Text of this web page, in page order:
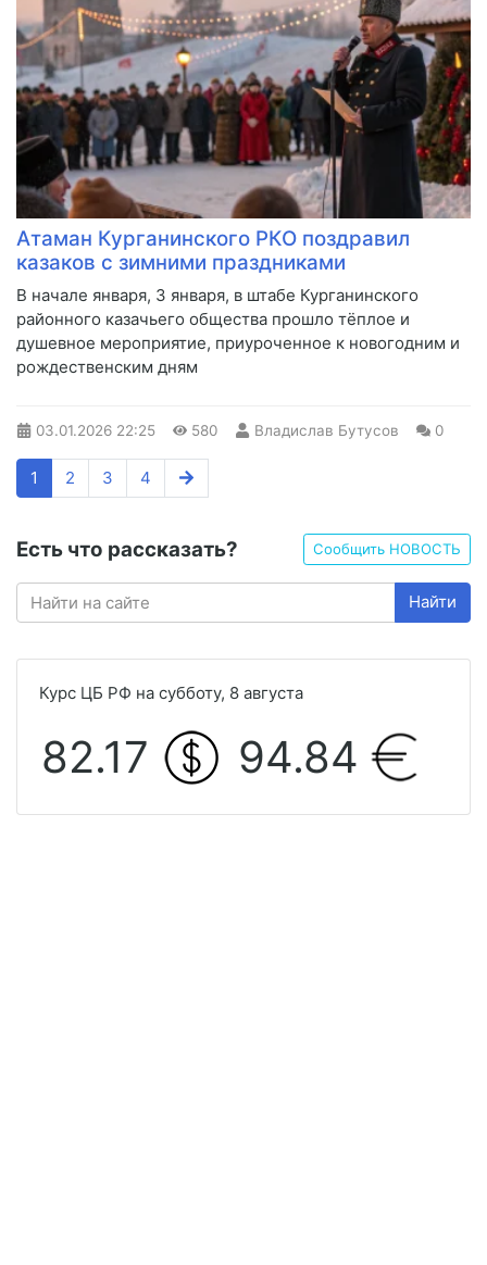
Атаман Курганинского РКО поздравил
казаков с зимними праздниками
В начале января, 3 января, в штабе Курганинского
районного казачьего общества прошло тёплое и
душевное мероприятие, приуроченное к новогодним и
рождественским дням
03.01.2026 22:25 580 Владислав Бутусов 0
1 2 3 4
Есть что рассказать? Сообщить НОВОСТЬ
Найти
Курс ЦБ РФ на субботу, 8 августа
82.17 94.84